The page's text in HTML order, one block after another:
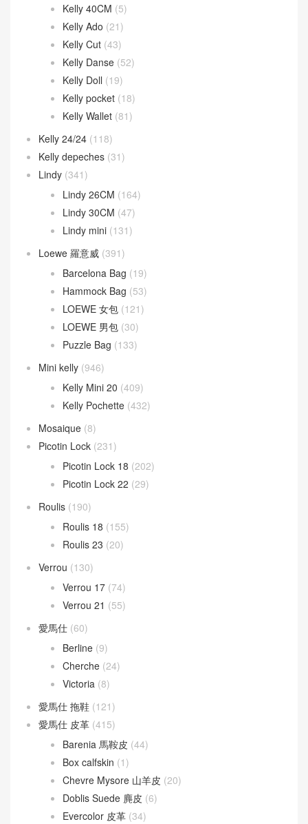
Kelly 40CM (5)
Kelly Ado (21)
Kelly Cut (43)
Kelly Danse (52)
Kelly Doll (19)
Kelly pocket (18)
Kelly Wallet (81)
Kelly 24/24 (118)
Kelly depeches (31)
Lindy (341)
Lindy 26CM (164)
Lindy 30CM (47)
Lindy mini (131)
Loewe 羅意威 (391)
Barcelona Bag (19)
Hammock Bag (53)
LOEWE 女包 (121)
LOEWE 男包 (30)
Puzzle Bag (133)
Mini kelly (946)
Kelly Mini 20 (409)
Kelly Pochette (432)
Mosaique (8)
Picotin Lock (231)
Picotin Lock 18 (202)
Picotin Lock 22 (29)
Roulis (190)
Roulis 18 (155)
Roulis 23 (20)
Verrou (130)
Verrou 17 (74)
Verrou 21 (55)
愛馬仕 (60)
Berline (9)
Cherche (24)
Victoria (8)
愛馬仕 拖鞋 (121)
愛馬仕 皮革 (415)
Barenia 馬鞍皮 (44)
Box calfskin (1)
Chevre Mysore 山羊皮 (20)
Doblis Suede 麂皮 (6)
Evercolor 皮革 (34)